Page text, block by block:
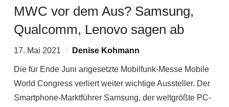
MWC vor dem Aus? Samsung,
Qualcomm, Lenovo sagen ab
17. Mai 2021 Denise Kohmann
Die für Ende Juni angesetzte Mobilfunk-Messe Mobile
World Congress verliert weiter wichtige Aussteller. Der
Smartphone-Marktführer Samsung, der weltgrößte PC-